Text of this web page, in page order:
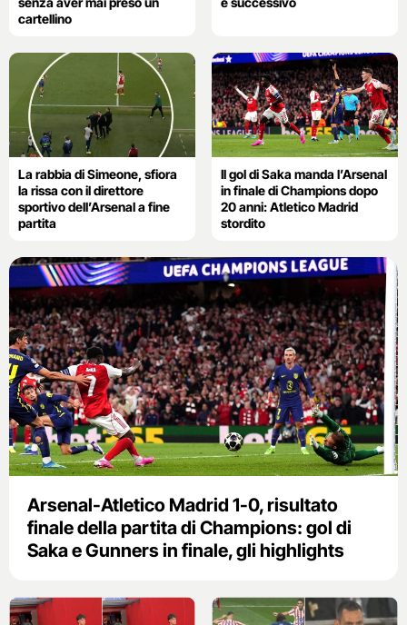
cartellino
La rabbia di Simeone, sfiora
la rissa con il direttore
sportivo dell’Arsenal a fine
partita
Il gol di Saka manda l’Arsenal
in finale di Champions dopo
20 anni: Atletico Madrid
stordito
Arsenal-Atletico Madrid 1-0, risultato
finale della partita di Champions: gol di
Saka e Gunners in finale, gli highlights